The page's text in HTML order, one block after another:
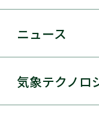
サービス・ソリュ
ニュース
気象テクノロ